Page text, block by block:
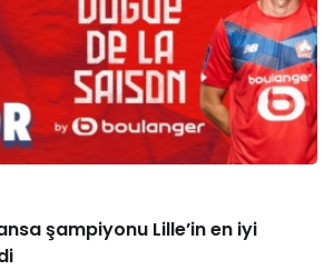
şampiyonu Lille’in en iyi